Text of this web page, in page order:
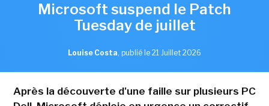
Microsoft suspend le Patch
Tuesday de juillet
Louise Costa, publié le 21 Juillet 2026
Après la découverte d'une faille sur plusieurs PC